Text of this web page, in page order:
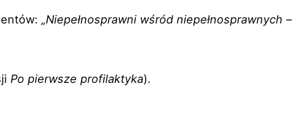
„Niepełnosprawni wśród niepełnosprawnych
Po pierwsze profilaktyka).